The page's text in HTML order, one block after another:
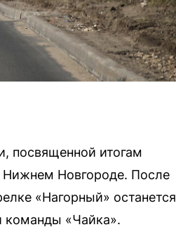
посвященной итогам
Нижнем Новгороде. После
«Нагорный» останется
команды «Чайка».